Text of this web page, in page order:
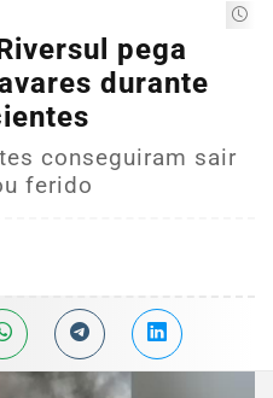
pega
durante
conseguiram sair
ferido